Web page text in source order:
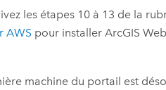
les étapes 10 à 13 de la
AWS pour installerArcGIS
machine du portail est